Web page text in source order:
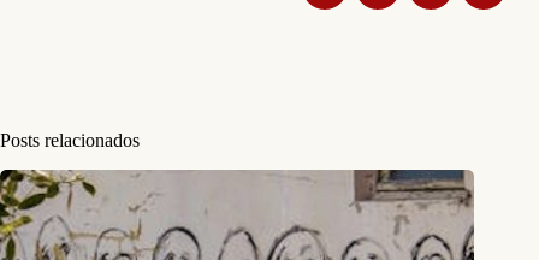
Posts relacionados